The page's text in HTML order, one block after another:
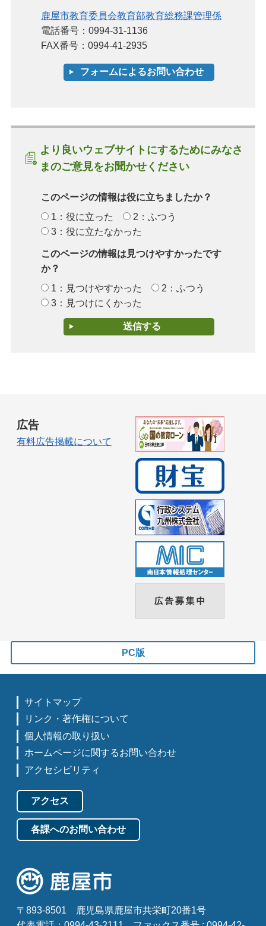
鹿屋市教育委員会教育部教育総務課管理係
電話番号：0994-31-1136
FAX番号：0994-41-2935
より良いウェブサイトにするためにみなさ
まのご意見をお聞かせください
このページの情報は役に立ちましたか？
1：役に立った
2：ふつう
3：役に立たなかった
このページの情報は見つけやすかったです
か？
1：見つけやすかった
2：ふつう
3：見つけにくかった
広告
有料広告掲載について
PC版
サイトマップ
リンク・著作権について
個人情報の取り扱い
ホームページに関するお問い合わせ
アクセシビリティ
アクセス
各課へのお問い合わせ
〒893-8501
鹿児島県鹿屋市共栄町20番1号